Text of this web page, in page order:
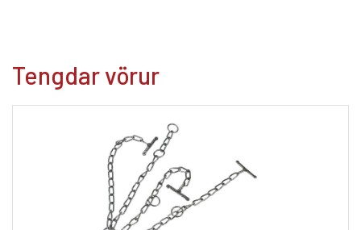
Tengdar vörur